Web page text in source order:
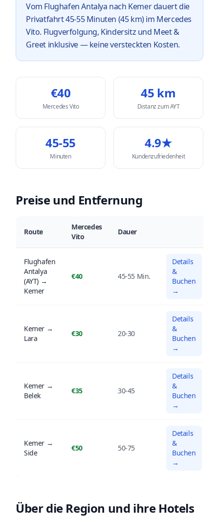
Vom Flughafen Antalya nach Kemer dauert die
Privatfahrt 45-55 Minuten (45 km) im Mercedes
Vito. Flugverfolgung, Kindersitz und Meet &
Greet inklusive — keine versteckten Kosten.
€40
Mercedes Vito
45 km
Distanz zum AYT
45-55
Minuten
4.9★
Kundenzufriedenheit
Preise und Entfernung
Route
Mercedes
Vito
Dauer
Flughafen
Antalya
(AYT) →
Kemer
€40 45-55 Min.
Details
&
Buchen
→
Kemer →
Lara
€30 20-30
Details
&
Buchen
→
Kemer →
Belek
€35 30-45
Details
&
Buchen
→
Kemer →
Side
€50 50-75
Details
&
Buchen
→
Über die Region und ihre Hotels